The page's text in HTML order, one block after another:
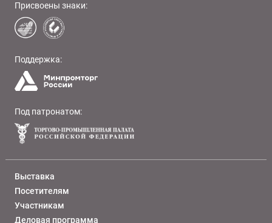
Присвоены знаки:
Поддержка:
Под патронатом:
Выставка
Посетителям
Участникам
Деловая программа